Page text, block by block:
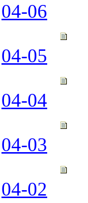
04-06
04-05
04-04
04-03
04-02